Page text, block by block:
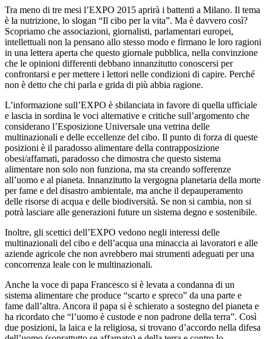
Tra meno di tre mesi l’EXPO 2015 aprirà i battenti a Milano. Il tema
è la nutrizione, lo slogan “Il cibo per la vita”. Ma è davvero così?
Scopriamo che associazioni, giornalisti, parlamentari europei,
intellettuali non la pensano allo stesso modo e firmano le loro ragioni
in una lettera aperta che questo giornale pubblica, nella convinzione
che le opinioni differenti debbano innanzitutto conoscersi per
confrontarsi e per mettere i lettori nelle condizioni di capire. Perché
non è detto che chi parla e grida di più abbia ragione.
L’informazione sull’EXPO è sbilanciata in favore di quella ufficiale
e lascia in sordina le voci alternative e critiche sull’argomento che
considerano l’Esposizione Universale una vetrina delle
multinazionali e delle eccellenze del cibo. Il punto di forza di queste
posizioni è il paradosso alimentare della contrapposizione
obesi/affamati, paradosso che dimostra che questo sistema
alimentare non solo non funziona, ma sta creando sofferenze
all’uomo e al pianeta. Innanzitutto la vergogna planetaria della morte
per fame e del disastro ambientale, ma anche il depauperamento
delle risorse di acqua e delle biodiversità. Se non si cambia, non si
potrà lasciare alle generazioni future un sistema degno e sostenibile.
Inoltre, gli scettici dell’EXPO vedono negli interessi delle
multinazionali del cibo e dell’acqua una minaccia ai lavoratori e alle
aziende agricole che non avrebbero mai strumenti adeguati per una
concorrenza leale con le multinazionali.
Anche la voce di papa Francesco si è levata a condanna di un
sistema alimentare che produce “scarto e spreco” da una parte e
fame dall’altra. Ancora il papa si è schierato a sostegno del pianeta e
ha ricordato che “l’uomo è custode e non padrone della terra”. Così
due posizioni, la laica e la religiosa, si trovano d’accordo nella difesa